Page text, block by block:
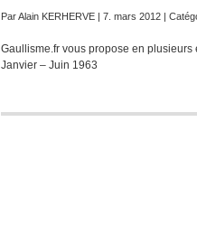
ParAlain KERHERVE | 7. mars 2012 |
Gaullisme.fr vous propose en
Janvier – Juin 1963